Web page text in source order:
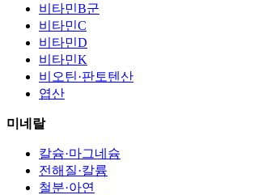
비타민B군
비타민C
비타민D
비타민K
비오틴·판토텐산
엽산
미네랄
칼슘·마그네슘
전해질·칼륨
철분·아연